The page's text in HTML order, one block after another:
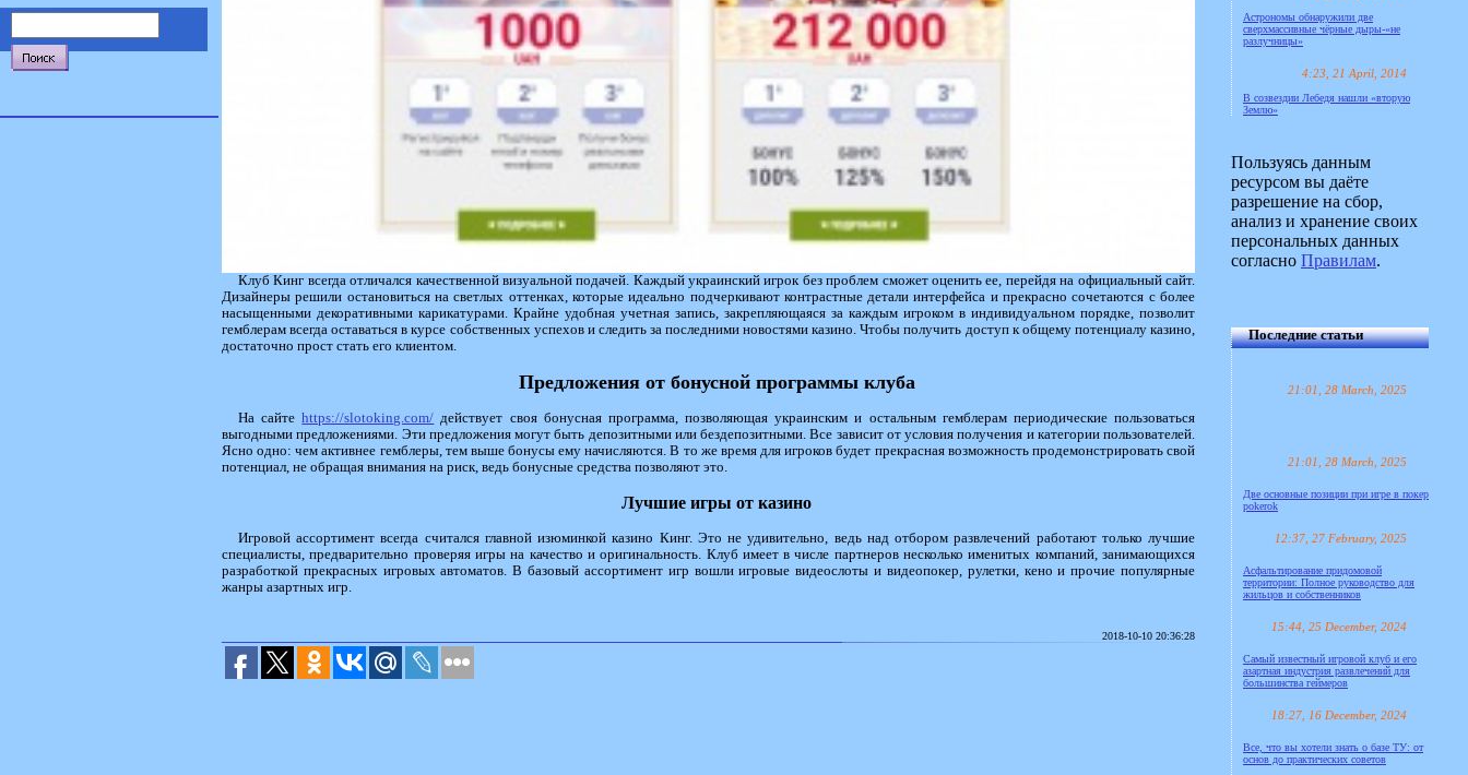
Клуб Кинг всегда отличался качественной визуальной подачей. Каждый украинский игрок без проблем сможет оценить ее, перейдя на официальный сайт.
Дизайнеры решили остановиться на светлых оттенках, которые идеально подчеркивают контрастные детали интерфейса и прекрасно сочетаются с более
насыщенными декоративными карикатурами. Крайне удобная учетная запись, закрепляющаяся за каждым игроком в индивидуальном порядке, позволит
гемблерам всегда оставаться в курсе собственных успехов и следить за последними новостями казино. Чтобы получить доступ к общему потенциалу казино,
достаточно прост стать его клиентом.
Предложения от бонусной программы клуба
На сайтеhttps://slotoking.com/ действует своя бонусная программа, позволяющая украинским и остальным гемблерам периодические пользоваться
выгодными предложениями. Эти предложения могут быть депозитными или бездепозитными. Все зависит от условия получения и категории пользователей.
Ясно одно: чем активнее гемблеры, тем выше бонусы ему начисляются. В то же время для игроков будет прекрасная возможность продемонстрировать свой
потенциал, не обращая внимания на риск, ведь бонусные средства позволяют это.
Лучшие игры от казино
Игровой ассортимент всегда считался главной изюминкой казино Кинг. Это не удивительно, ведь над отбором развлечений работают только лучшие
специалисты, предварительно проверяя игры на качество и оригинальность. Клуб имеет в числе партнеров несколько именитых компаний, занимающихся
разработкой прекрасных игровых автоматов. В базовый ассортимент игр вошли игровые видеослоты и видеопокер, рулетки, кено и прочие популярные
жанры азартных игр.
2018-10-10 20:36:28
Астрономы обнаружили две
сверхмассивные чёрные дыры-«не
разлучницы»
4:23, 21 April, 2014
В созвездии Лебедя нашли «вторую
Землю»
Пользуясь данным
ресурсом вы даёте
разрешение на сбор,
анализ и хранение своих
персональных данных
согласно Правилам.
Последние статьи
21:01, 28 March, 2025
21:01, 28 March, 2025
Две основные позиции при игре в покер
pokerok
12:37, 27 February, 2025
Асфальтирование придомовой
территории: Полное руководство для
жильцов и собственников
15:44, 25 December, 2024
Самый известный игровой клуб и его
азартная индустрия развлечений для
большинства геймеров
18:27, 16 December, 2024
Все, что вы хотели знать о базе ТУ: от
основ до практических советов